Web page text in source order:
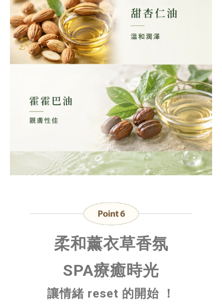
柔和薰衣草香氛
SPA療癒時光
讓情緒 reset 的開始 ！